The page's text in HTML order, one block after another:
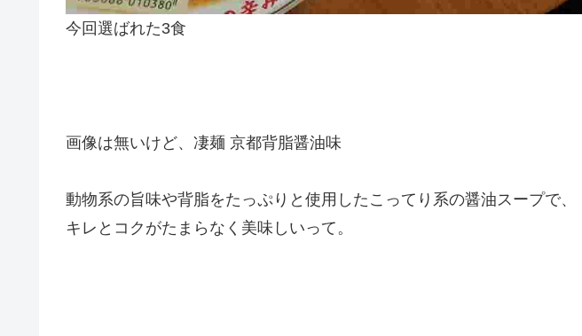
今回選ばれた3食
画像は無いけど、凄麺 京都背脂醤油味
動物系の旨味や背脂をたっぷりと使用したこってり系の醤油スープで、
キレとコクがたまらなく美味しいって。